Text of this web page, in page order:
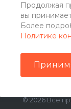
Продолжая
вы
Более
Политике
© 2026 Все